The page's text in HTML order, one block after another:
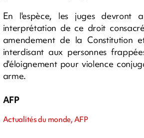
En l'espèce, les juges devront
interprétation de ce droit
amendement de la Constitution
interdisant aux personnes
d'éloignement pour violence
arme.
AFP
Actualités du monde, AFP